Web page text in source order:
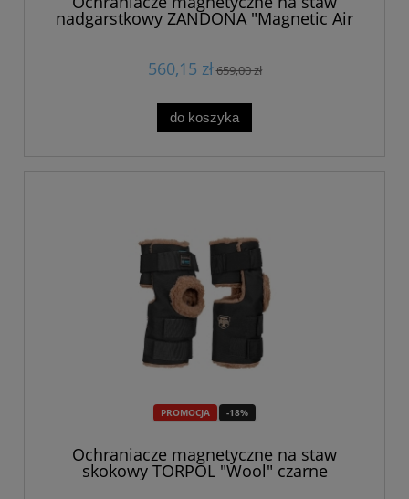
nadgarstkowy ZANDONA "Magnetic Air
560,15 zł659,00 zł
do koszyka
PROMOCJA -18%
Ochraniacze magnetyczne na staw
skokowy TORPOL "Wool" czarne